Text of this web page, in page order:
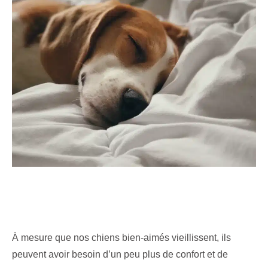
À mesure que nos chiens bien-aimés vieillissent, ils
peuvent avoir besoin d’un peu plus de confort et de